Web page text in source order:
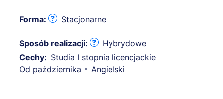
Forma: Stacjonarne
Sposób realizacji:
Hybrydowe
Cechy: Studia I stopnia licencjackie
Od października
Angielski